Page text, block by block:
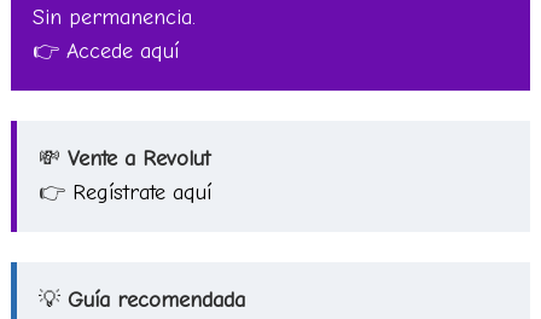
Sin permanencia.
👉 Accede aquí
💸 Vente a Revolut
👉 Regístrate aquí
💡 Guía recomendada